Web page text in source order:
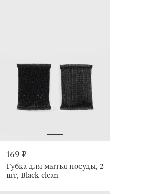
169 ₽
Губка для мытья посуды, 2
шт, Black clean